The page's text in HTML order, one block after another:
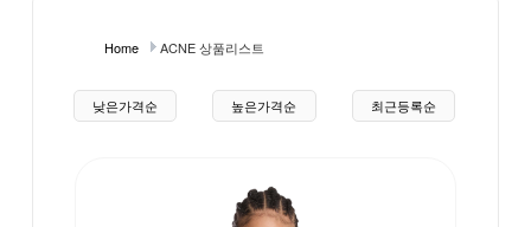
Home ACNE 상품리스트
상품 정렬낮은가격순 높은가격순 최근등록순